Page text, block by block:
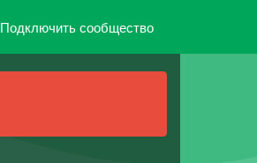
Подключить сообщество